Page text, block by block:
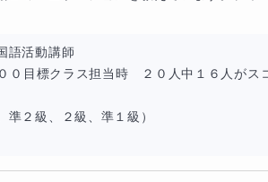
語活動講師
０目標クラス担当時　２０人中１６人がス
準２級、２級、準１級）